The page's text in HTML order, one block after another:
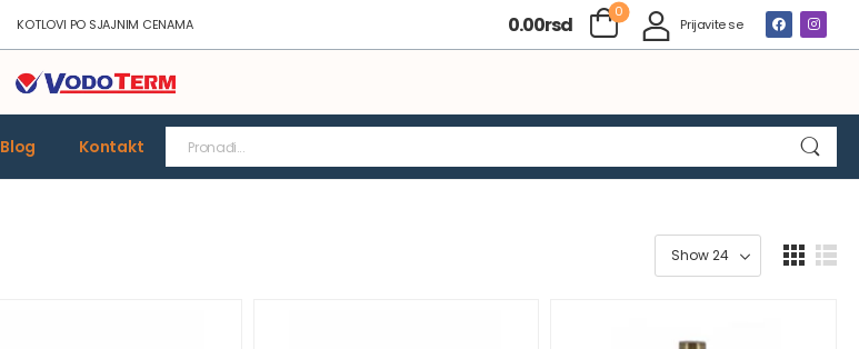
KOTLOVI PO SJAJNIM CENAMA 0.00rsd
0
Prijavite se
Blog Kontakt